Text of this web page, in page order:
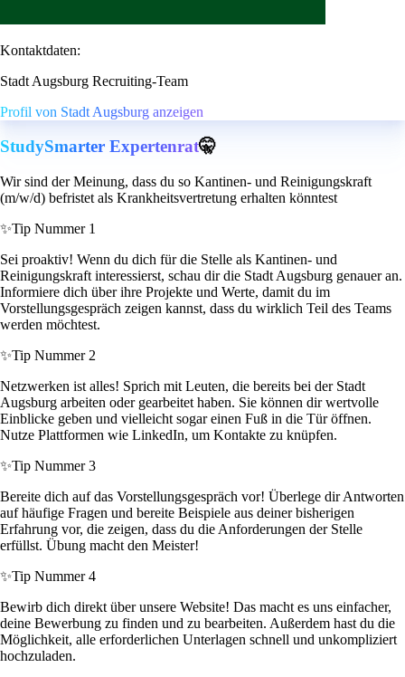
Kontaktdaten:
Stadt Augsburg Recruiting-Team
Profil von Stadt Augsburg anzeigen
StudySmarter Expertenrat🤫
Wir sind der Meinung, dass du so Kantinen- und Reinigungskraft
(m/w/d) befristet als Krankheitsvertretung erhalten könntest
✨Tip Nummer 1
Sei proaktiv! Wenn du dich für die Stelle als Kantinen- und
Reinigungskraft interessierst, schau dir die Stadt Augsburg genauer an.
Informiere dich über ihre Projekte und Werte, damit du im
Vorstellungsgespräch zeigen kannst, dass du wirklich Teil des Teams
werden möchtest.
✨Tip Nummer 2
Netzwerken ist alles! Sprich mit Leuten, die bereits bei der Stadt
Augsburg arbeiten oder gearbeitet haben. Sie können dir wertvolle
Einblicke geben und vielleicht sogar einen Fuß in die Tür öffnen.
Nutze Plattformen wie LinkedIn, um Kontakte zu knüpfen.
✨Tip Nummer 3
Bereite dich auf das Vorstellungsgespräch vor! Überlege dir Antworten
auf häufige Fragen und bereite Beispiele aus deiner bisherigen
Erfahrung vor, die zeigen, dass du die Anforderungen der Stelle
erfüllst. Übung macht den Meister!
✨Tip Nummer 4
Bewirb dich direkt über unsere Website! Das macht es uns einfacher,
deine Bewerbung zu finden und zu bearbeiten. Außerdem hast du die
Möglichkeit, alle erforderlichen Unterlagen schnell und unkompliziert
hochzuladen.